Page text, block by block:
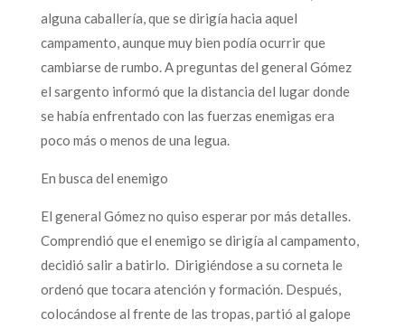
alguna caballería, que se dirigía hacia aquel
campamento, aunque muy bien podía ocurrir que
cambiarse de rumbo. A preguntas del general Gómez
el sargento informó que la distancia del lugar donde
se había enfrentado con las fuerzas enemigas era
poco más o menos de una legua.
En busca del enemigo
El general Gómez no quiso esperar por más detalles.
Comprendió que el enemigo se dirigía al campamento,
decidió salir a batirlo. Dirigiéndose a su corneta le
ordenó que tocara atención y formación. Después,
colocándose al frente de las tropas, partió al galope